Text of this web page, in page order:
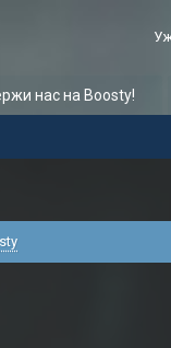
нас на Boosty!